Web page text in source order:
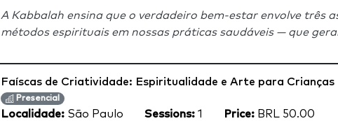
A Kabbalah ensina que o verdadeiro bem-estar envolve três
métodos espirituais em nossas práticas saudáveis ​​— que
Faíscas de Criatividade: Espiritualidade e Arte para Crianças
Presencial
Localidade: São Paulo Sessions: 1 Price: BRL 50.00